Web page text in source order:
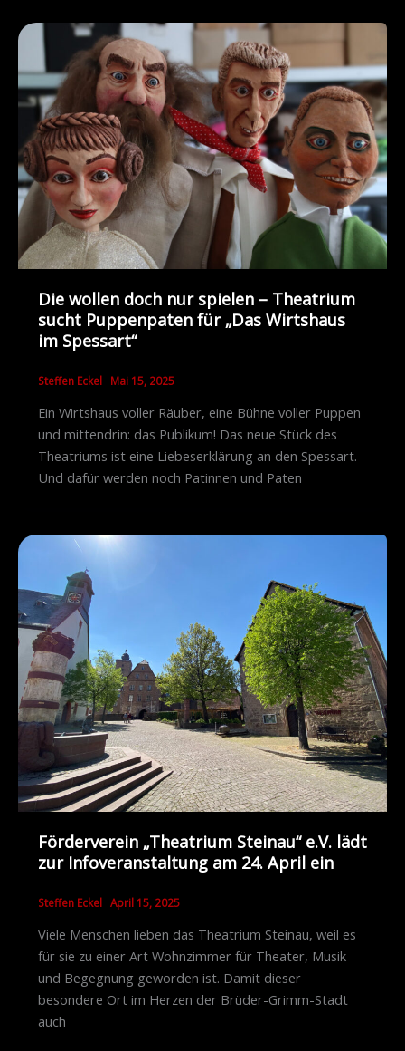
Die wollen doch nur spielen – Theatrium
sucht Puppenpaten für „Das Wirtshaus
im Spessart“
Steffen Eckel Mai 15, 2025
Ein Wirtshaus voller Räuber, eine Bühne voller Puppen
und mittendrin: das Publikum! Das neue Stück des
Theatriums ist eine Liebeserklärung an den Spessart.
Und dafür werden noch Patinnen und Paten
Förderverein „Theatrium Steinau“ e.V. lädt
zur Infoveranstaltung am 24. April ein
Steffen Eckel April 15, 2025
Viele Menschen lieben das Theatrium Steinau, weil es
für sie zu einer Art Wohnzimmer für Theater, Musik
und Begegnung geworden ist. Damit dieser
besondere Ort im Herzen der Brüder-Grimm-Stadt
auch